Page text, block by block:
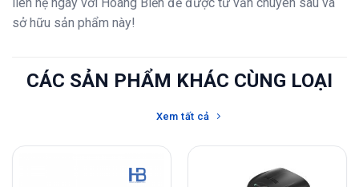
sở hữu sản phẩm này!
CÁC SẢN PHẨM KHÁC CÙNG LOẠI
Xem tất cả